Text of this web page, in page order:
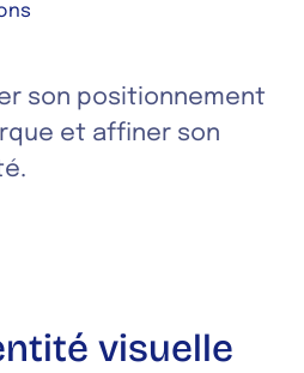
son positionnement
et affiner son
visuelle